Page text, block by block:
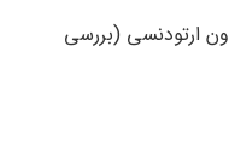
ارتودنسی (بررسی